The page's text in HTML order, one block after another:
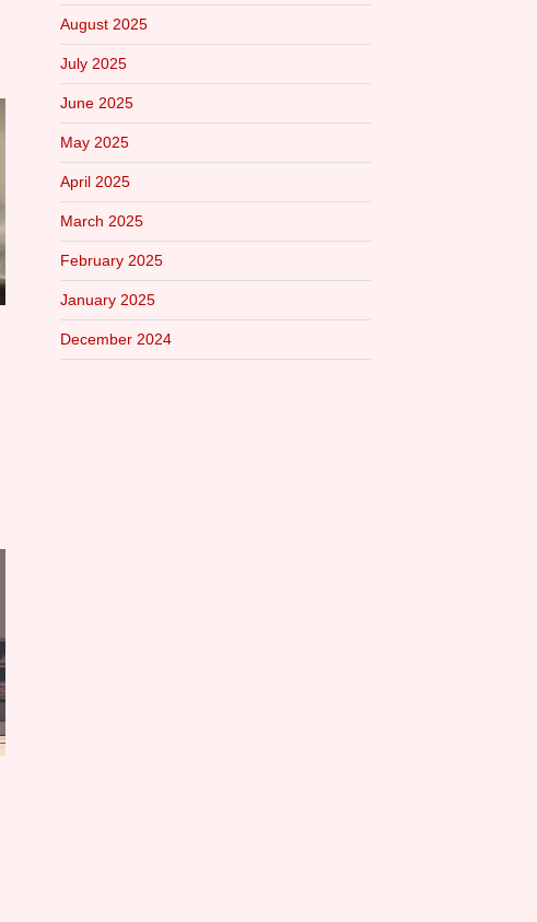
August 2025
July 2025
June 2025
May 2025
April 2025
March 2025
February 2025
January 2025
December 2024